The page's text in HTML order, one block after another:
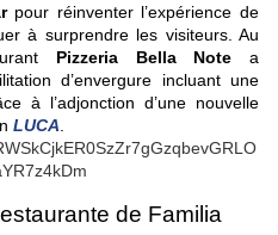
pour réinventer l’expérience de
à surprendre les visiteurs. Au
Pizzeria Bella Note a
d’envergure incluant une
à l’adjonction d’une nouvelle
LUCA
de Familia